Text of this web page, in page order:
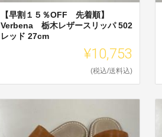
【早割１５％OFF 先着順】
Verbena 栃木レザースリッパ 502
レッド 27cm
¥10,753
(税込/送料込)